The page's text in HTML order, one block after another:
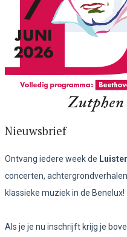
Nieuwsbrief
Ontvang iedere week de
concerten,
klassieke muziek in de Benelux!
Als je je nu inschrijft krijg je